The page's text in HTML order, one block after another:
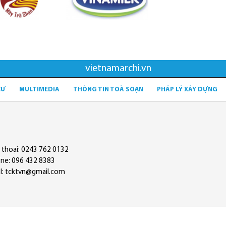
vietnamarchi.vn
MULTIMEDIA THÔNG TIN TOÀ SOẠN PHÁP LÝ XÂY DỰNG
0243 762 0132
096 432 8383
tcktvn@gmail.com